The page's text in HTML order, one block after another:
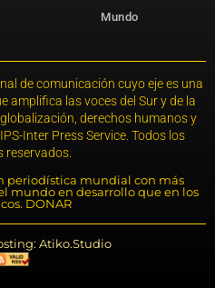
Mundo
de comunicación cuyo eje es una
amplifica las voces del Sur y de la
derechos humanos y
Inter Press Service. Todos los
reservados.
periodística mundial con más
mundo en desarrollo que en los
DONAR
Atiko.Studio